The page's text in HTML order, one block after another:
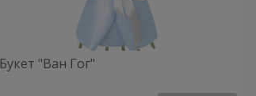
Букет "Ван Гог"